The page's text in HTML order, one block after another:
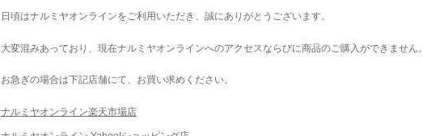
日頃はナルミヤオンラインをご利用いただき、誠にありがとうございます。
大変混みあっており、現在ナルミヤオンラインへのアクセスならびに商品のご購入ができません。
お急ぎの場合は下記店舗にて、お買い求めください。
ナルミヤオンライン楽天市場店